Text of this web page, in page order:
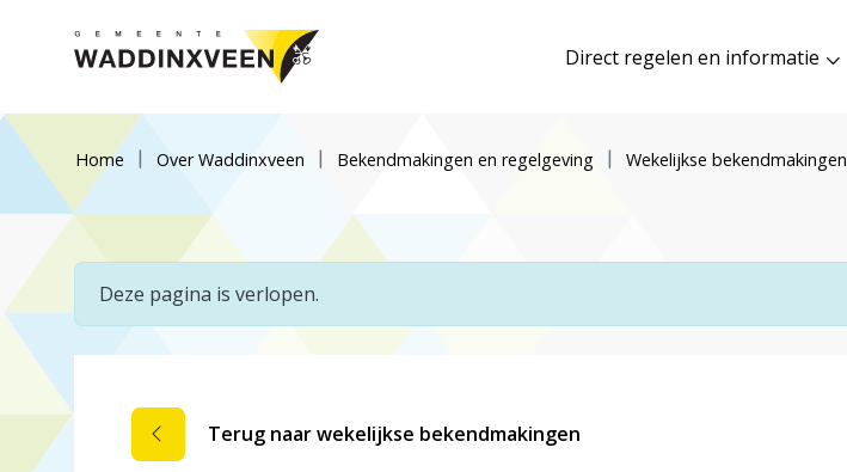
Direct regelen en informatie
Home Over Waddinxveen Bekendmakingen en regelgeving Wekelijkse bekendmakingen
Deze pagina is verlopen.
Terug naar wekelijkse bekendmakingen